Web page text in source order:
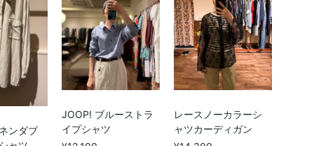
ンダブ
JOOP! ブルーストラ
イプシャツ
レースノーカラーシ
ャツカーディガン